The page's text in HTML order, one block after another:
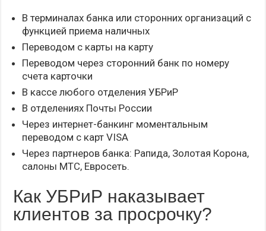
В терминалах банка или сторонних организаций с
функцией приема наличных
Переводом с карты на карту
Переводом через сторонний банк по номеру
счета карточки
В кассе любого отделения УБРиР
В отделениях Почты России
Через интернет-банкинг моментальным
переводом с карт VISA
Через партнеров банка: Рапида, Золотая Корона,
салоны МТС, Евросеть.
Как УБРиР наказывает
клиентов за просрочку?